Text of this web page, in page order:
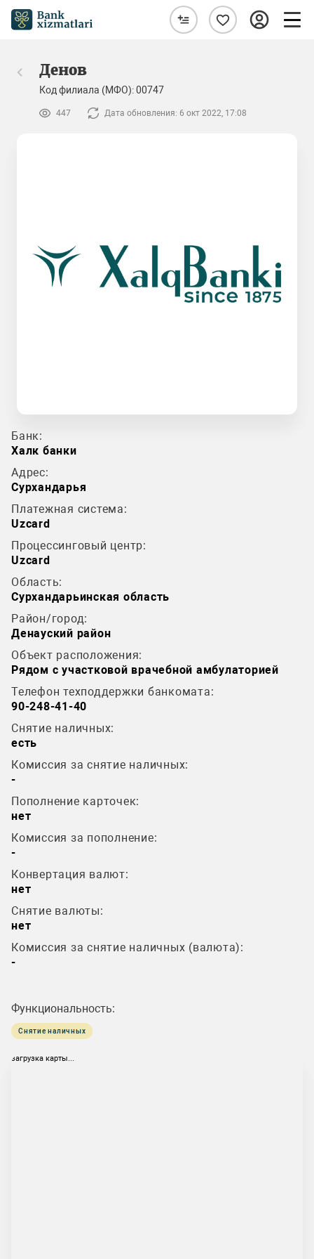
Денов
Код филиала (МФО): 00747
447 Дата обновления: 6 окт 2022, 17:08
Банк:
Халк банки
Адрес:
Сурхандарья
Платежная система:
Uzcard
Процессинговый центр:
Uzcard
Область:
Сурхандарьинская область
Район/город:
Денауский район
Объект расположения:
Рядом с участковой врачебной амбулаторией
Телефон техподдержки банкомата:
90-248-41-40
Снятие наличных:
есть
Комиссия за снятие наличных:
-
Пополнение карточек:
нет
Комиссия за пополнение:
-
Конвертация валют:
нет
Снятие валюты:
нет
Комиссия за снятие наличных (валюта):
-
Функциональность:
Снятие наличных
загрузка карты...